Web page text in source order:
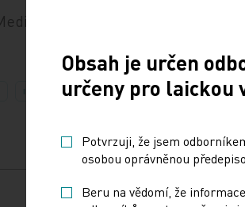
Tribune
IMPORT: TITULY
Obsah je určen
určeny pro laickou
Potvrzuji, že jsem
osobou oprávněnou
Beru na vědomí, že